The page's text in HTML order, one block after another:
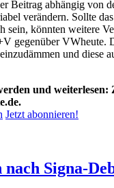
Beitrag abhängig von
verändern. Sollte
sein, könnten weitere
gegenüber VWheute.
und diese
und weiterlesen:
Jetzt abonnieren!
Signa-